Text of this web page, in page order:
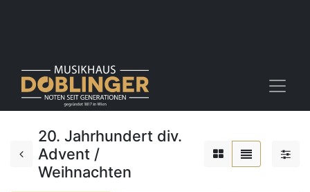
20. Jahrhundert div.
Advent /
Weihnachten